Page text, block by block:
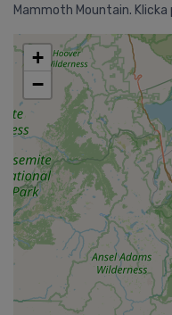
Mammoth Mountain.
+
−